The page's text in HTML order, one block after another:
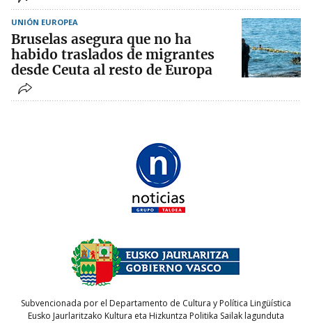
UNIÓN EUROPEA
Bruselas asegura que no ha
habido traslados de migrantes
desde Ceuta al resto de Europa
Subvencionada por el Departamento de Cultura y Política Lingüística
Eusko Jaurlaritzako Kultura eta Hizkuntza Politika Sailak lagunduta